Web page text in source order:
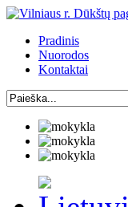
Pradinis
Nuorodos
Kontaktai